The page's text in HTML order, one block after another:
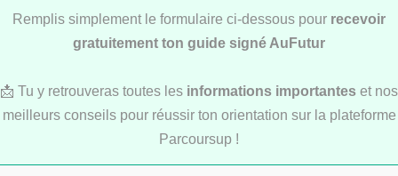
modèles pour t’inspirer
LYCÉE
Remplis simplement le formulaire ci-dessous pour recevoir
gratuitement ton guide signé AuFutur
📩 Tu y retrouveras toutes les informations importantes et nos
meilleurs conseils pour réussir ton orientation sur la plateforme
Parcoursup !